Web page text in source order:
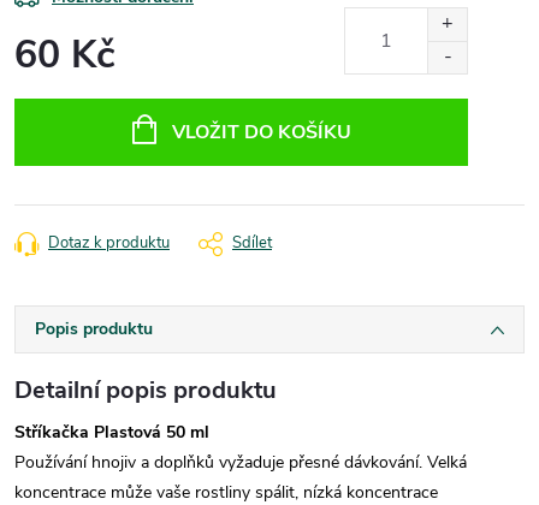
60 Kč
VLOŽIT DO KOŠÍKU
Dotaz k produktu Sdílet
Popis produktu
Detailní popis produktu
Stříkačka Plastová 50 ml
Používání hnojiv a doplňků vyžaduje přesné dávkování. Velká
koncentrace může vaše rostliny spálit, nízká koncentrace